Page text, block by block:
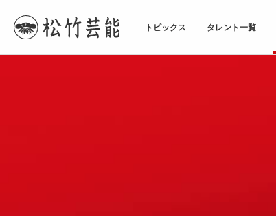
トピックス タレント一覧